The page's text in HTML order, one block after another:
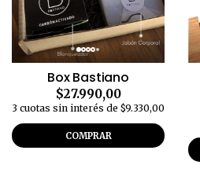
Box Bastiano
$27.990,00
3 cuotas sin interés de $9.330,00
COMPRAR